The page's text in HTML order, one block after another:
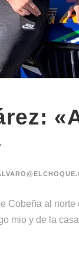
Cobeña al
mio y de la